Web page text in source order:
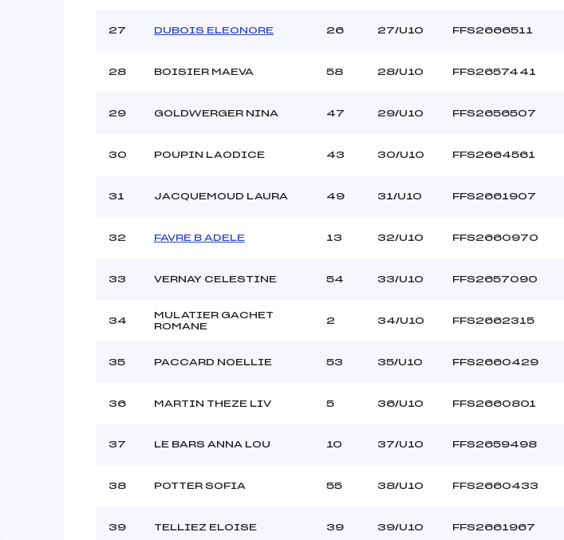
27 DUBOIS ELEONORE 26 27/U10 FFS2666511
28 BOISIER MAEVA 58 28/U10 FFS2657441
29 GOLDWERGER NINA 47 29/U10 FFS2656507
30 POUPIN LAODICE 43 30/U10 FFS2664561
31 JACQUEMOUD LAURA 49 31/U10 FFS2661907
32 FAVRE B ADELE 13 32/U10 FFS2660970
33 VERNAY CELESTINE 54 33/U10 FFS2657090
34
MULATIER GACHET
ROMANE
2 34/U10 FFS2662315
35 PACCARD NOELLIE 53 35/U10 FFS2660429
36 MARTIN THEZE LIV 5 36/U10 FFS2660801
37 LE BARS ANNA LOU 10 37/U10 FFS2659498
38 POTTER SOFIA 55 38/U10 FFS2660433
39 TELLIEZ ELOISE 39 39/U10 FFS2661967